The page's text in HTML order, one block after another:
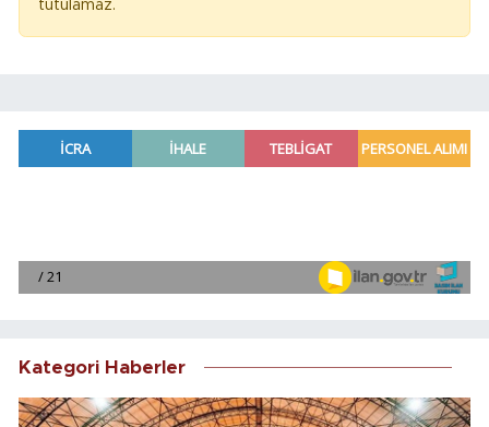
tutulamaz.
Kategori Haberler